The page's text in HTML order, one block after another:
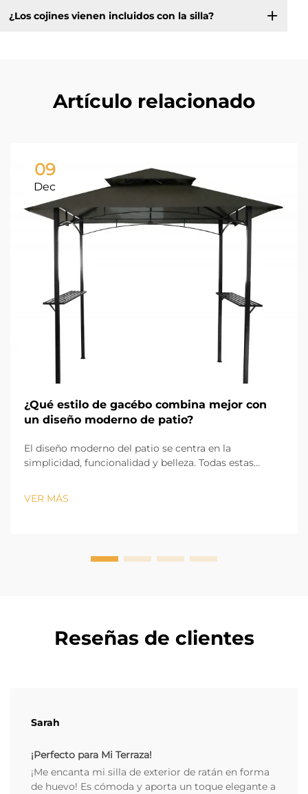
¿Los cojines vienen incluidos con la silla?
Artículo relacionado
09
Dec
¿Qué estilo de gacébo combina mejor con
un diseño moderno de patio?
El diseño moderno del patio se centra en la
simplicidad, funcionalidad y belleza. Todas estas
moderno sea un factor importante en el diseño del
patio. El cenador adecuado proporciona comodidad y
VER MÁS
Reseñas de clientes
Sarah
¡Perfecto para Mi Terraza!
¡Me encanta mi silla de exterior de ratán en forma
de huevo! Es cómoda y aporta un toque elegante a